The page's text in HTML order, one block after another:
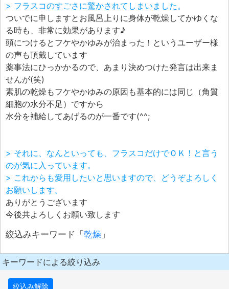
> フラスコのすごさに驚かされてしまいました。
ついでに申しますとお風呂上りに身体が乾燥してかゆくな
る時も、非常に効果があります♪
頭につけるとフケやかゆみが治まった！というユーザー様
の声も頂戴しています
薬事法にひっかかるので、あまり決めつけた発言は出来ま
せんが(笑)
素肌の乾燥もフケやかゆみの原因も基本的には同じ（角質
細胞の水分不足）ですから
水分を補給してあげるのが一番です(^^;
> それに、なんといっても、フラスコだけでＯＫ！と言う
のが気に入っています。
> これからも愛用したいと思いますので、どうぞよろしく
お願いします。
ありがとうございます
今後共よろしくお願い致します
絞込みキーワード「 乾燥 」
キーワードによる絞り込み
絞込み解除